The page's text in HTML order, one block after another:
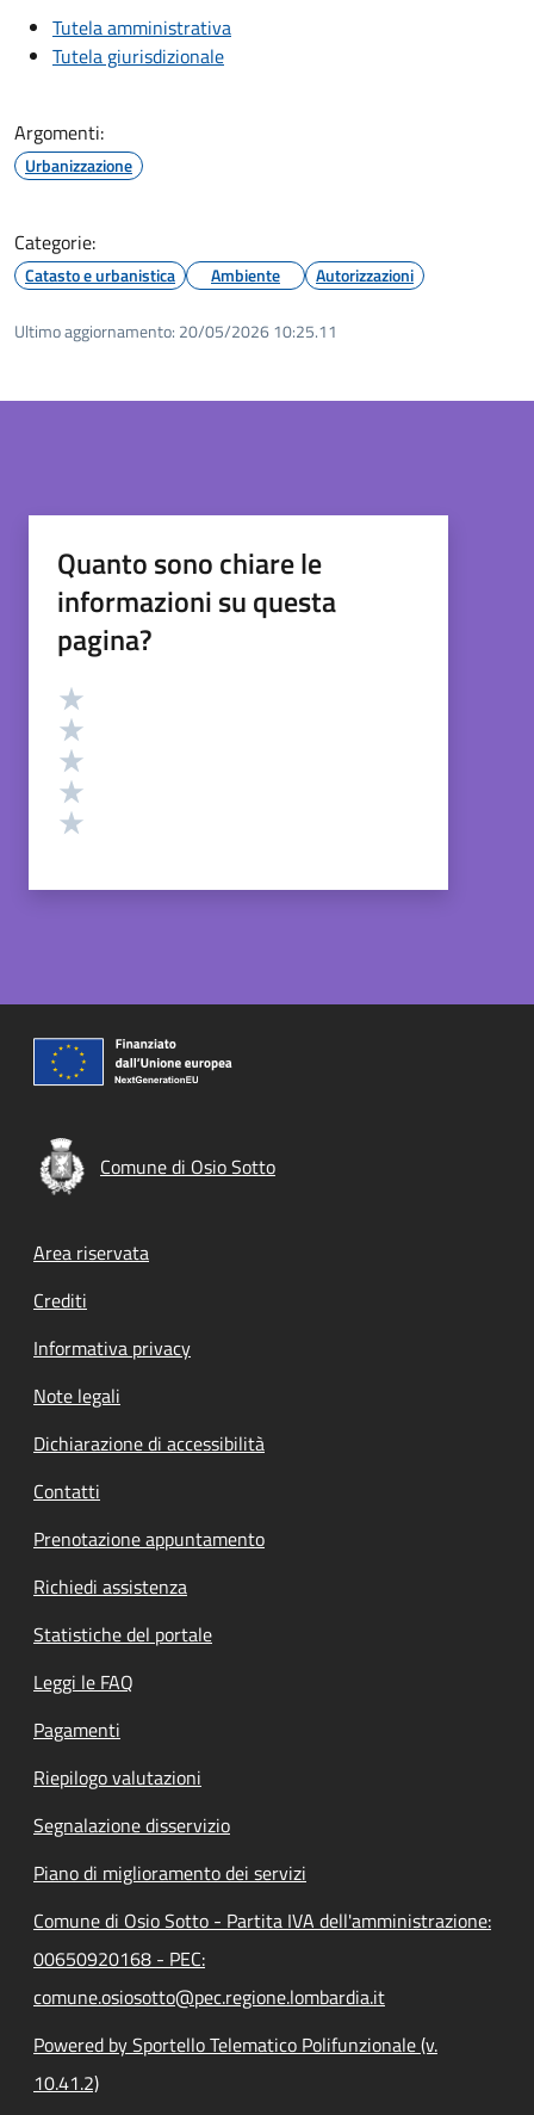
Tutela amministrativa
Tutela giurisdizionale
Argomenti:
Urbanizzazione
Categorie:
Catasto e urbanistica Ambiente Autorizzazioni
Ultimo aggiornamento: 20/05/2026 10:25.11
Quanto sono chiare le
informazioni su questa
pagina?
Valutazione
Comune di Osio Sotto
Footer menu
Area riservata
Crediti
Informativa privacy
Note legali
Dichiarazione di accessibilità
Contatti
Prenotazione appuntamento
Richiedi assistenza
Statistiche del portale
Leggi le FAQ
Pagamenti
Riepilogo valutazioni
Segnalazione disservizio
Piano di miglioramento dei servizi
Comune di Osio Sotto - Partita IVA dell'amministrazione:
00650920168 - PEC:
comune.osiosotto@pec.regione.lombardia.it
Powered by Sportello Telematico Polifunzionale (v.
10.41.2)